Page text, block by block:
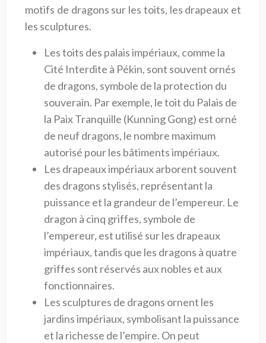
motifs de dragons sur les toits, les drapeaux et
les sculptures.
Les toits des palais impériaux, comme la
Cité Interdite à Pékin, sont souvent ornés
de dragons, symbole de la protection du
souverain. Par exemple, le toit du Palais de
la Paix Tranquille (Kunning Gong) est orné
de neuf dragons, le nombre maximum
autorisé pour les bâtiments impériaux.
Les drapeaux impériaux arborent souvent
des dragons stylisés, représentant la
puissance et la grandeur de l’empereur. Le
dragon à cinq griffes, symbole de
l’empereur, est utilisé sur les drapeaux
impériaux, tandis que les dragons à quatre
griffes sont réservés aux nobles et aux
fonctionnaires.
Les sculptures de dragons ornent les
jardins impériaux, symbolisant la puissance
et la richesse de l’empire. On peut